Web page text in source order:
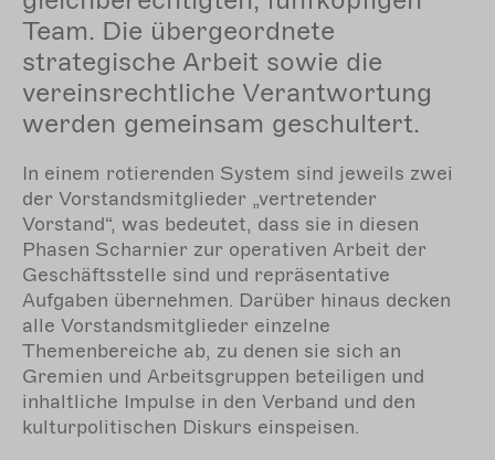
Team. Die übergeordnete
strategische Arbeit sowie die
vereinsrechtliche Verantwortung
werden gemeinsam geschultert.
In einem rotierenden System sind jeweils zwei
der Vorstandsmitglieder „vertretender
Vorstand“, was bedeutet, dass sie in diesen
Phasen Scharnier zur operativen Arbeit der
Geschäftsstelle sind und repräsentative
Aufgaben übernehmen. Darüber hinaus decken
alle Vorstandsmitglieder einzelne
Themenbereiche ab, zu denen sie sich an
Gremien und Arbeitsgruppen beteiligen und
inhaltliche Impulse in den Verband und den
kulturpolitischen Diskurs einspeisen.